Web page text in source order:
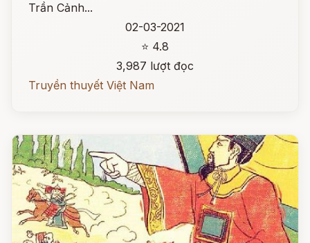
Trần Cảnh...
02-03-2021
⭐ 4.8
3,987 lượt đọc
Truyền thuyết Việt Nam